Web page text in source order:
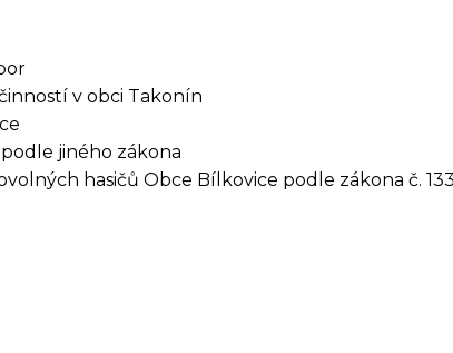
v obci Takonín
jiného zákona
hasičů Obce Bílkovice podle zákona č.